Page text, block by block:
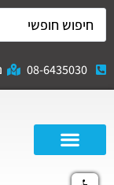
08-6435030